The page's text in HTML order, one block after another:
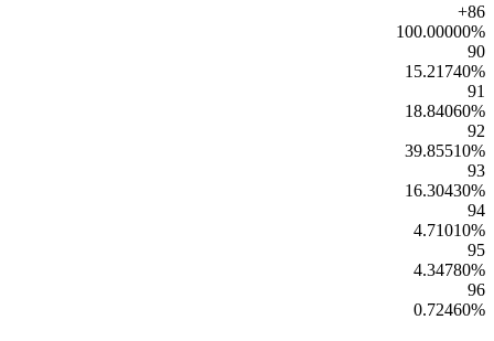
86+
100.00000%
90
15.21740%
91
18.84060%
92
39.85510%
93
16.30430%
94
4.71010%
95
4.34780%
96
0.72460%